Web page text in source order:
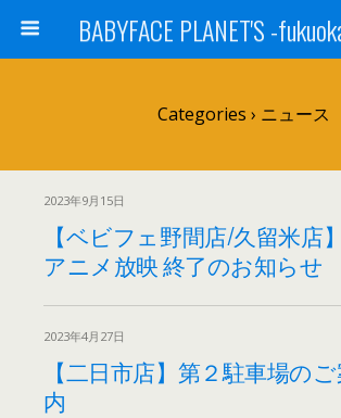
Categories › ニュース
2023年9月15日
【ベビフェ野間店/久留米店】
アニメ放映 終了のお知らせ
2023年4月27日
【二日市店】第２駐車場の
内